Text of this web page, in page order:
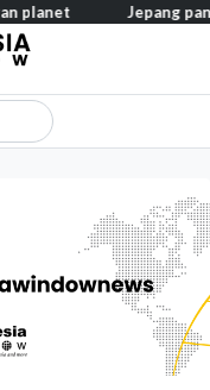
Jepang pangkas